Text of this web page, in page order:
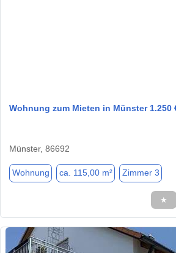
Wohnung zum Mieten in Münster 1.250
Münster, 86692
Wohnung ca. 115,00 m² Zimmer 3
★